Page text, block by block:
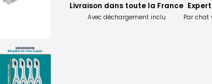
Livraison dans toute la France
Avec déchargement inclu Par chat